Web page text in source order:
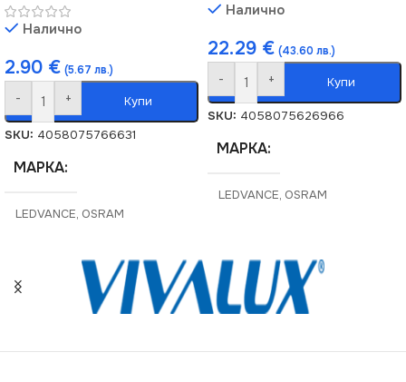
Налично
2.90 € (5.67 лв.)
- + Купи
SKU: 4058075766631
МАРКА
LEDVANCE, OSRAM
ЦВЕТНА ТЕМПЕРАТУРА
(K)
Налично
22.29 € (43.60 лв.)
- + Купи
SKU: 4058075626966
МАРКА
LEDVANCE, OSRAM
СЕРИЯ P DIM LINE
НАПРЕЖЕНИЕ (V)